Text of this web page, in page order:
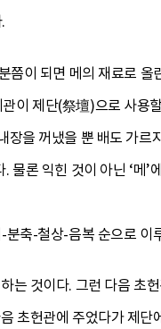
이 되면 메의 재료로 올
이 제단(祭壇)으로 사용
장을 꺼냈을 뿐 배도 가
론 익힌 것이 아닌 ‘메
축-철상-음복 순으로 이
는 것이다. 그런 다음 초
초헌관에 주었다가 제